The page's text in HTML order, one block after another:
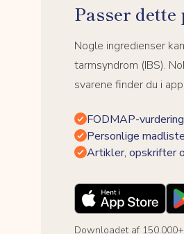
Passer
Nogle ingredienser
tarmsyndrom (IBS).
svarene finder du i
FODMAP-
Personlige
Artikler, opskrifter
Downloadet af